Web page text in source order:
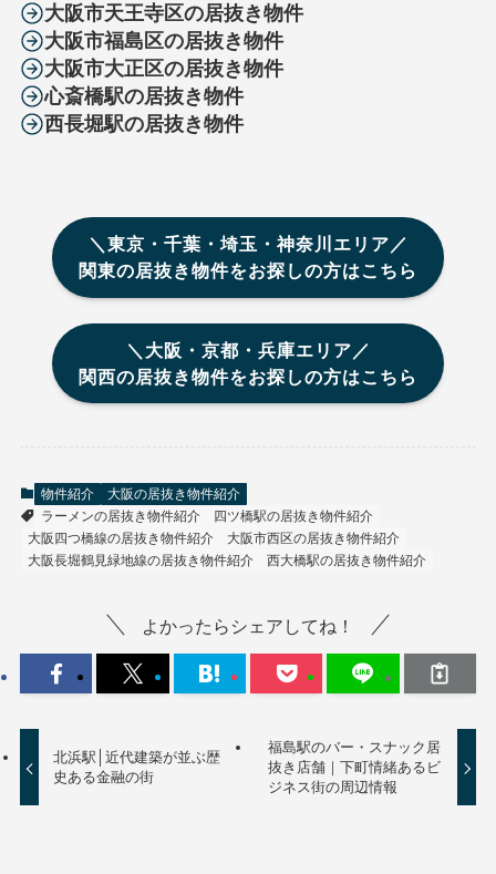
大阪市天王寺区の居抜き物件
大阪市福島区の居抜き物件
大阪市大正区の居抜き物件
心斎橋駅の居抜き物件
西長堀駅の居抜き物件
＼東京・千葉・埼玉・神奈川エリア／
関東の居抜き物件をお探しの方はこちら
＼大阪・京都・兵庫エリア／
関西の居抜き物件をお探しの方はこちら
物件紹介
大阪の居抜き物件紹介
ラーメンの居抜き物件紹介
四ツ橋駅の居抜き物件紹介
大阪四つ橋線の居抜き物件紹介
大阪市西区の居抜き物件紹介
大阪長堀鶴見緑地線の居抜き物件紹介
西大橋駅の居抜き物件紹介
よかったらシェアしてね！
北浜駅│近代建築が並ぶ歴
史ある金融の街
福島駅のバー・スナック居
抜き店舗｜下町情緒あるビ
ジネス街の周辺情報